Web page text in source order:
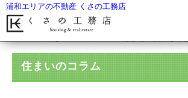
浦和エリアの不動産 くさの工務店
売る時に価値が
住まいのコラム